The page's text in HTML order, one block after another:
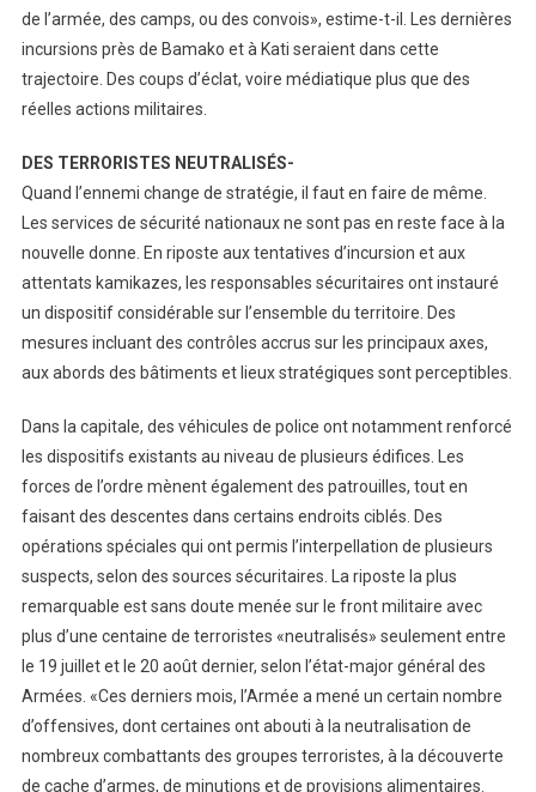
de l’armée, des camps, ou des convois», estime-t-il. Les dernières
incursions près de Bamako et à Kati seraient dans cette
trajectoire. Des coups d’éclat, voire médiatique plus que des
réelles actions militaires.
DES TERRORISTES NEUTRALISÉS-
Quand l’ennemi change de stratégie, il faut en faire de même.
Les services de sécurité nationaux ne sont pas en reste face à la
nouvelle donne. En riposte aux tentatives d’incursion et aux
attentats kamikazes, les responsables sécuritaires ont instauré
un dispositif considérable sur l’ensemble du territoire. Des
mesures incluant des contrôles accrus sur les principaux axes,
aux abords des bâtiments et lieux stratégiques sont perceptibles.
Dans la capitale, des véhicules de police ont notamment renforcé
les dispositifs existants au niveau de plusieurs édifices. Les
forces de l’ordre mènent également des patrouilles, tout en
faisant des descentes dans certains endroits ciblés. Des
opérations spéciales qui ont permis l’interpellation de plusieurs
suspects, selon des sources sécuritaires. La riposte la plus
remarquable est sans doute menée sur le front militaire avec
plus d’une centaine de terroristes «neutralisés» seulement entre
le 19 juillet et le 20 août dernier, selon l’état-major général des
Armées. «Ces derniers mois, l’Armée a mené un certain nombre
d’offensives, dont certaines ont abouti à la neutralisation de
nombreux combattants des groupes terroristes, à la découverte
de cache d’armes, de minutions et de provisions alimentaires.